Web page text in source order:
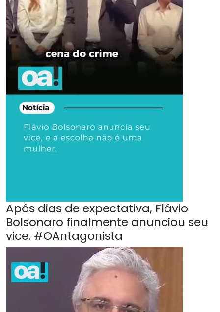
Após dias de expectativa, Flávio
Bolsonaro finalmente anunciou seu
vice. #OAntagonista